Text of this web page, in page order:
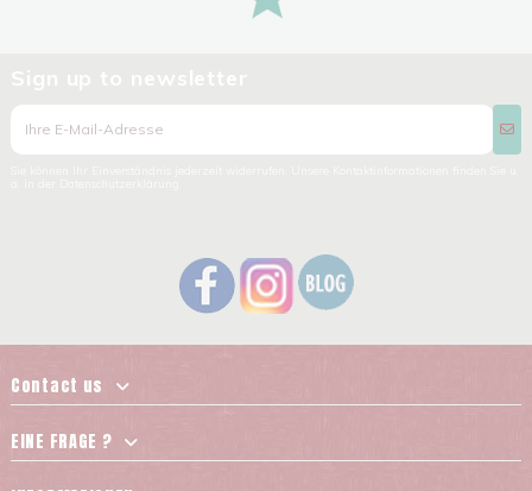
Contact us
EINE FRAGE ?